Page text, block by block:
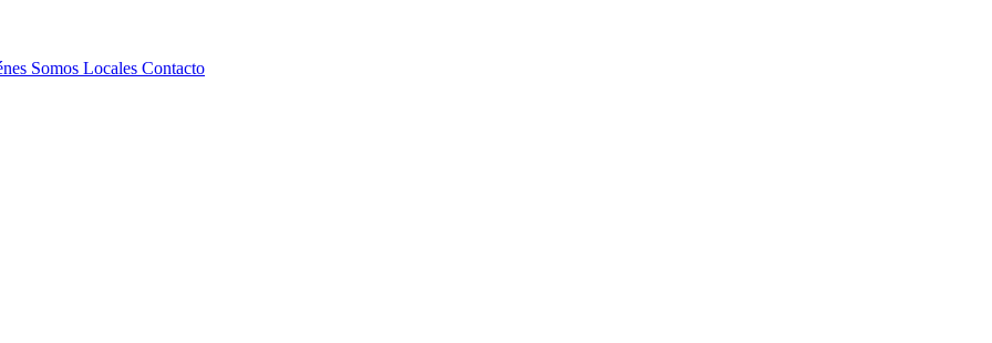
Somos Locales Contacto